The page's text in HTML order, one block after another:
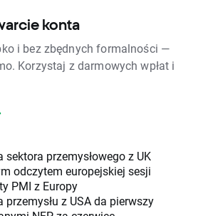
konta
i bez zbędnych formalności —
Korzystaj z darmowych wpłat i
sektora przemysłowego z UK
odczytem europejskiej sesji
PMI z Europy
przemysłu z USA da pierwszy